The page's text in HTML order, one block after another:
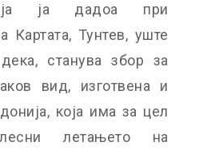
ја дадоа при
Картата, Тунтев, уште
станува збор за
вид, изготвена и
која има за цел
летањето на